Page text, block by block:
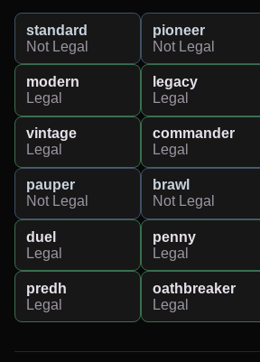
standard
Not Legal
pioneer
Not Legal
modern
Legal
legacy
Legal
vintage
Legal
commander
Legal
pauper
Not Legal
brawl
Not Legal
duel
Legal
penny
Legal
predh
Legal
oathbreaker
Legal